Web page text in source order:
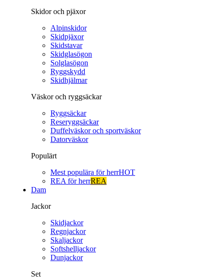
Skidor och pjäxor
Alpinskidor
Skidpjäxor
Skidstavar
Skidglasögon
Solglasögon
Ryggskydd
Skidhjälmar
Väskor och ryggsäckar
Ryggsäckar
Reseryggsäckar
Duffelväskor och sportväskor
Datorväskor
Populärt
Mest populära för herrHOT
REA för herrREA
Dam
Jackor
Skidjackor
Regnjackor
Skaljackor
Softshelljackor
Dunjackor
Set